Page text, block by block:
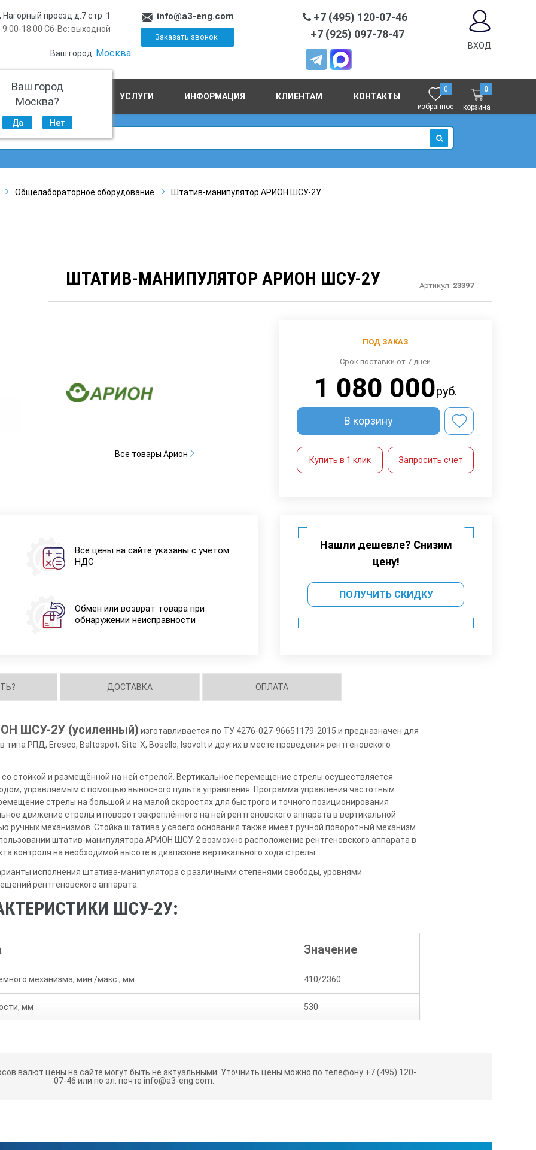
Нагорный проезд д.7 стр. 1
9:00-18:00 Сб-Вс: выходной
Ваш город: Москва
Ваш город
Москва?
Да Нет
info@a3-eng.com
Заказать звонок
+7 (495) 120-07-46
+7 (925) 097-78-47
ВХОД
ПРОИЗВОДСТВО УСЛУГИ ИНФОРМАЦИЯ КЛИЕНТАМ КОНТАКТЫ
0
избранное
0
корзина
ИСКАТЬ
Общелабораторное оборудование Штатив-манипулятор АРИОН ШСУ-2У
ШТАТИВ-МАНИПУЛЯТОР АРИОН ШСУ-2У Артикул: 23397
Все товары Арион
ПОД ЗАКАЗ
Срок поставки от 7 дней
1 080 000руб.
В корзину
Купить в 1 клик Запросить счет
Все цены на сайте указаны с учетом
НДС
Обмен или возврат товара при
обнаружении неисправности
Нашли дешевле? Снизим
цену!
ПОЛУЧИТЬ СКИДКУ
ДОСТАВКА ОПЛАТА
ШСУ-2У (усиленный) изготавливается по ТУ 4276-027-96651179-2015 и предназначен для
типа РПД, Eresco, Baltospot, Site-X, Bosello, Isovolt и других в месте проведения рентгеновского
стойкой и размещённой на ней стрелой. Вертикальное перемещение стрелы осуществляется
управляемым с помощью выносного пульта управления. Программа управления частотным
стрелы на большой и на малой скоростях для быстрого и точного позиционирования
движение стрелы и поворот закреплённого на ней рентгеновского аппарата в вертикальной
ручных механизмов. Стойка штатива у своего основания также имеет ручной поворотный механизм
штатив-манипулятора АРИОН ШСУ-2 возможно расположение рентгеновского аппарата в
контроля на необходимой высоте в диапазоне вертикального хода стрелы.
исполнения штатива-манипулятора с различными степенями свободы, уровнями
рентгеновского аппарата.
ШСУ-2У:
Значение
механизма, мин./макс., мм 410/2360
мм 530
в вертикальной плоскости
140
валют цены на сайте могут быть не актуальными. Уточнить цены можно по телефону +7 (495) 120-
07-46 или по эл. почте info@a3-eng.com.